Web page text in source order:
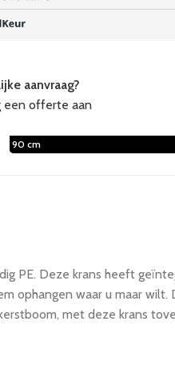
60 cm
90 cm
aanvraag?
een offerte aan
PE. Deze krans heeft
ophangen waar u maar
met deze krans